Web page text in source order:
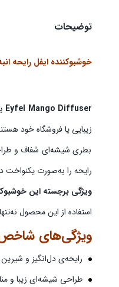
توضیحات
خوشبوکننده ایفل رایحه
Eyfel Mango Diffuser
زیبایی یا فروشگاه خود
بطری شیشه‌ای شفاف و
رایحه را به‌صورت
ویژگی برجسته این
استفاده از این محصول
ویژگی‌های شاخص
رایحه‌ی دل‌انگیز و شیرین
طراحی شیشه‌ای زیبا و